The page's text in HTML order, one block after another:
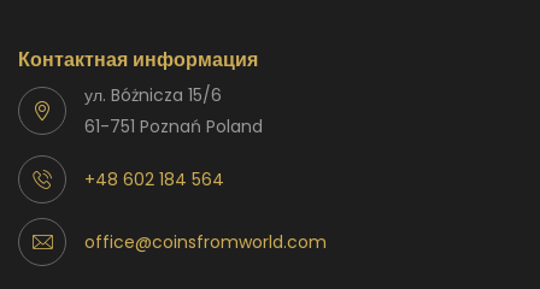
Контактная информация
ул. Bóżnicza 15/6
61-751 Poznań Poland
+48 602 184 564
office@coinsfromworld.com